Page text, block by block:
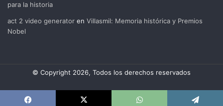
para la historia
act 2 video generator en Villasmil: Memoria histórica y Premios
Nobel
© Copyright 2026, Todos los derechos reservados